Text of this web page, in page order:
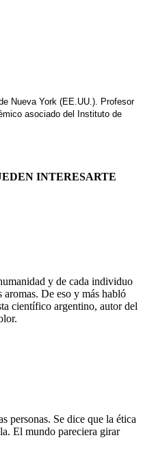
Nueva York (EE.UU.). Profesor
asociado del Instituto de
INTERESARTE
y de cada individuo
aromas. De eso y más habló
científico argentino, autor del
personas. Se dice que la ética
El mundo pareciera girar